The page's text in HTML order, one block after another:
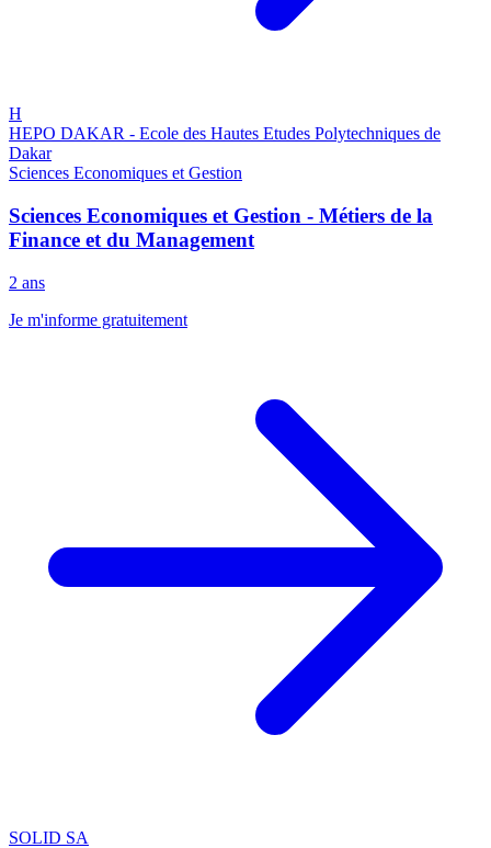
H
HEPO DAKAR - Ecole des Hautes Etudes Polytechniques de
Dakar
Sciences Economiques et Gestion
Sciences Economiques et Gestion - Métiers de la
Finance et du Management
2 ans
Je m'informe gratuitement
SOLID SA